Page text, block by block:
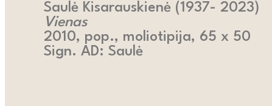
Saulė Kisarauskienė (1937- 2023)
Vienas
2010, pop., moliotipija, 65 x 50
Sign. AD: Saulė